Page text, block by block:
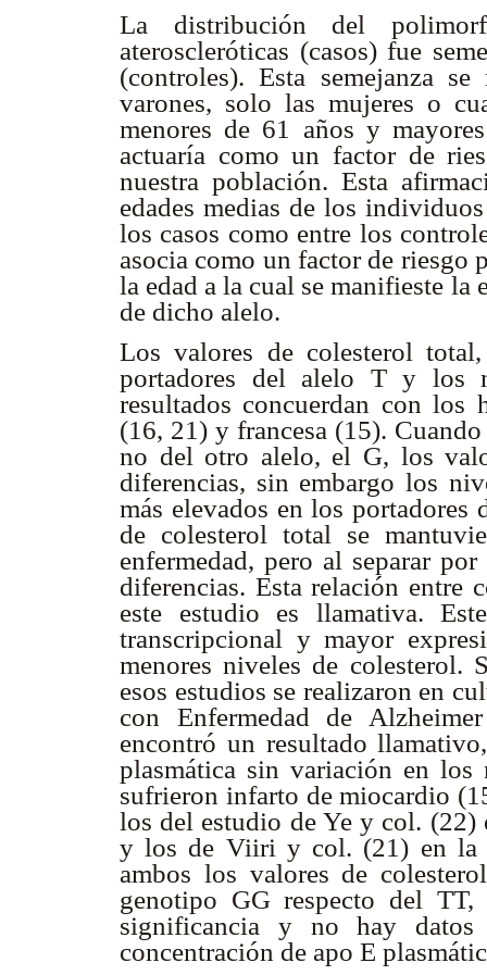
La distribución del
ateroscleróticas (casos) fue
(controles). Esta semejanza
varones, solo las mujeres o
menores de 61 años y
actuaría como un factor de
nuestra población. Esta
edades medias de los
los casos como entre los
asocia como un factor de riesgo
la edad a la cual se manifieste la
de dicho alelo.
Los valores de colesterol
portadores del alelo T y los
resultados concuerdan con los
(16, 21) y francesa (15).
no del otro alelo, el G, los
diferencias, sin embargo los
más elevados en los
de colesterol total se
enfermedad, pero al separar
diferencias. Esta relación entre
este estudio es llamativa.
transcripcional y mayor
menores niveles de colesterol.
esos estudios se realizaron en
con Enfermedad de
encontró un resultado
plasmática sin variación en los
sufrieron infarto de miocardio
los del estudio de Ye y col. (22)
y los de Viiri y col. (21) en la
ambos los valores de
genotipo GG respecto del TT,
significancia y no hay
concentración de apo E